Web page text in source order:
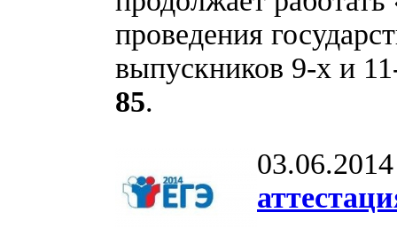
проведения
выпускников 9-х и
85.
03.06.2014